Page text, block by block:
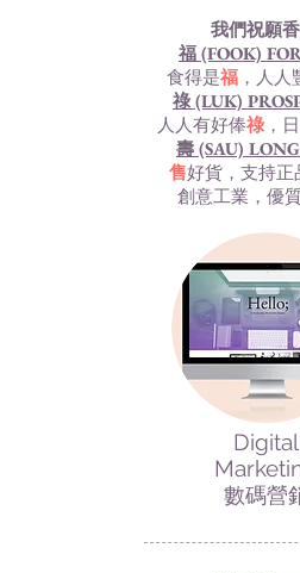
我們祝願
福 (FOOK)
食得是福，人人
祿 (LUK)
人人有好俸祿 ，
壽 (SAU)
售好貨，支持正
創意工業，優
Digital
數碼營